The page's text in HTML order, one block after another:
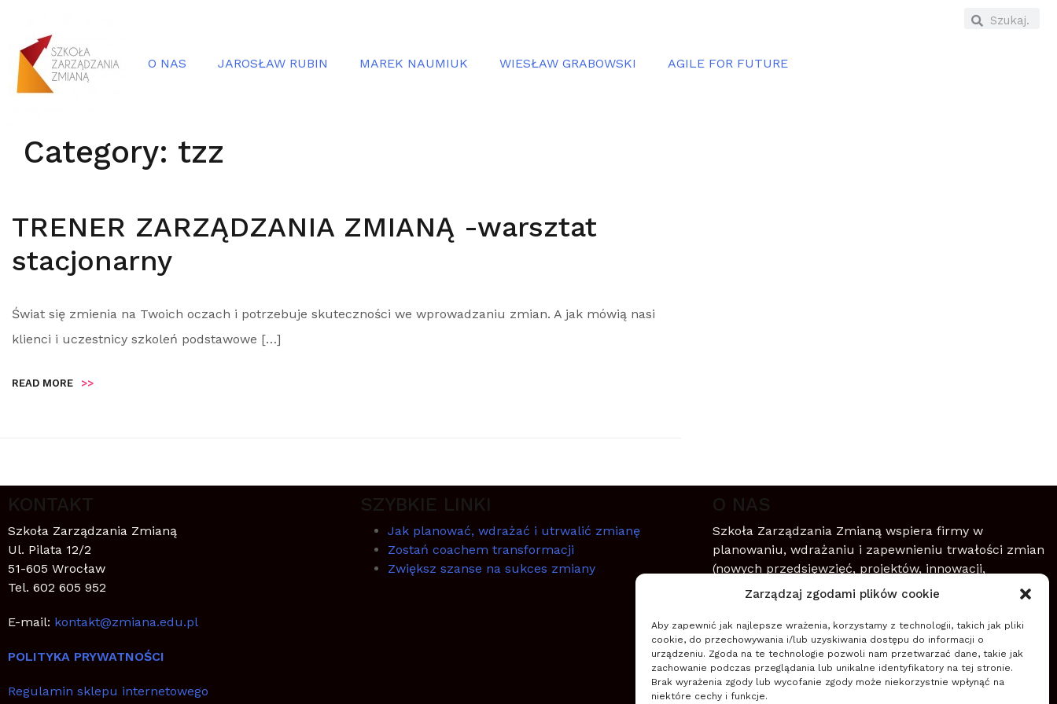
Zarządzaj zgodami plików cookie
Aby zapewnić jak najlepsze wrażenia, korzystamy z technologii, takich jak pliki
cookie, do przechowywania i/lub uzyskiwania dostępu do informacji o
urządzeniu. Zgoda na te technologie pozwoli nam przetwarzać dane, takie jak
zachowanie podczas przeglądania lub unikalne identyfikatory na tej stronie.
Brak wyrażenia zgody lub wycofanie zgody może niekorzystnie wpłynąć na
niektóre cechy i funkcje.
O NAS JAROSŁAW RUBIN MAREK NAUMIUK WIESŁAW GRABOWSKI AGILE FOR FUTURE
Category: tzz
TRENER ZARZĄDZANIA ZMIANĄ -warsztat
stacjonarny
Świat się zmienia na Twoich oczach i potrzebuje skuteczności we wprowadzaniu zmian. A jak mówią nasi
klienci i uczestnicy szkoleń podstawowe […]
READ MORE >>
KONTAKT
Szkoła Zarządzania Zmianą
Ul. Pilata 12/2
51-605 Wrocław
Tel. 602 605 952
E-mail: kontakt@zmiana.edu.pl
POLITYKA PRYWATNOŚCI
Regulamin sklepu internetowego
SZYBKIE LINKI
Jak planować, wdrażać i utrwalić zmianę
Zostań coachem transformacji
Zwiększ szanse na sukces zmiany
O NAS
Szkoła Zarządzania Zmianą wspiera firmy w
planowaniu, wdrażaniu i zapewnieniu trwałości zmian
(nowych przedsięwzięć, projektów, innowacji,
transformacji) wykorzystując zwinne podejście do
zarządzania.
Czytaj więcej